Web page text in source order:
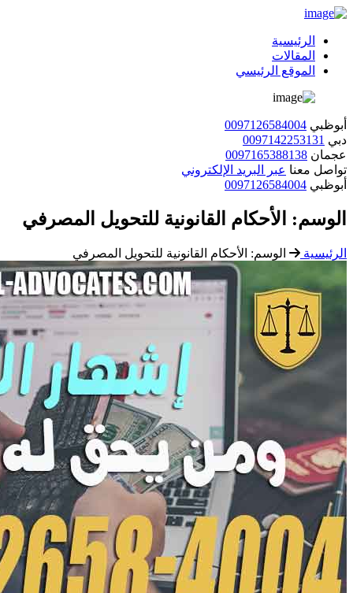
الرئيسية
المقالات
الموقع الرئيسي
أبوظبي 0097126584004
دبي 0097142253131
عجمان 0097165388138
تواصل معنا عبر البريد الإلكتروني
أبوظبي 0097126584004
الوسم: الأحكام القانونية للتحويل المصرفي
الرئيسية الوسم: الأحكام القانونية للتحويل المصرفي